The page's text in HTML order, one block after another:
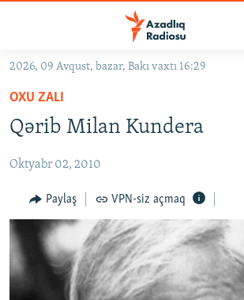
Əsas
qayıt
Əsas
naviqasiyaya
qayıt
#İZAHLA
KORRUPSIOMETR
#ƏSLINDƏ
FƏRQƏ BAX
QANUNI DOĞRU
ARAŞDIRMA
MULTIMEDIA
2026, 09 Avqust, bazar, Bakı vaxtı 16:29
OXU ZALI
Qərib Milan Kundera
Oktyabr 02, 2010
Paylaş VPN-siz açmaq